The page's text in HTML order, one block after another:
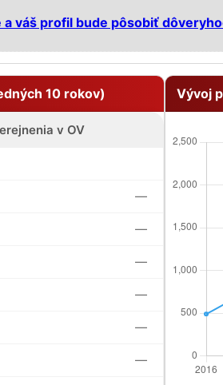
váš profil bude pôsobiť
10 rokov)
v OV
—
—
—
—
—
—
Vývoj